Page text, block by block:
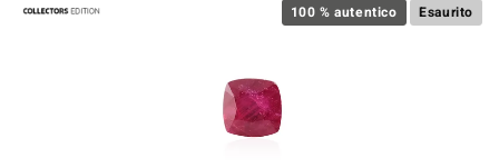
with Love 100 % autentico Esaurito